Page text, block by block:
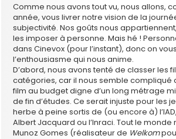
Comme nous avons tout vu, nous allons,
année, vous livrer notre vision de la
subjectivité. Nos goûts nous
les imposer à personne. Mais hé !
dans Cinevox (pour l’instant), donc on
l’enthousiasme qui nous anime.
D’abord, nous avons tenté de classer les
catégories, car il nous semble compliqué
film au budget digne d’un long métrage
de fin d’études. Ce serait injuste pour les
herbe à peine sortis de (ou encore à)
Albert Jacquard ou l’Inraci. Tout le monde
Munoz Gomes (réalisateur de Welkom